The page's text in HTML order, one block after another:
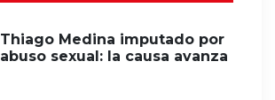
Thiago Medina imputado por
abuso sexual: la causa avanza